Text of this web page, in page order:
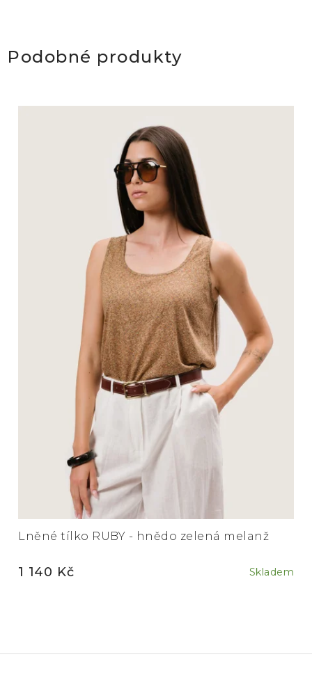
Podobné produkty
Lněné tílko RUBY - hnědo zelená melanž
Skladem
1 140 Kč